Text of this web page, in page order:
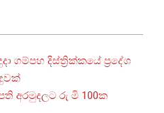
ගම්පහ දිස්ත්‍රික්කයේ ප්‍රදේශ
අරමුදලට රු මි 100ක